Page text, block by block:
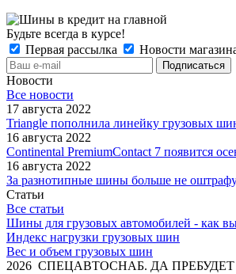
Будьте всегда в курсе!
Первая рассылка
Новости
Новости
Все новости
17 августа 2022
Triangle пополнила линейку грузовых
16 августа 2022
Continental PremiumContact 7 появится
16 августа 2022
За разнотипные шины больше не
Статьи
Все статьи
Шины для грузовых автомобилей - как
Индекс нагрузки грузовых шин
Вес и объем грузовых шин
2026 СПЕЦАВТОСНАБ. ДА